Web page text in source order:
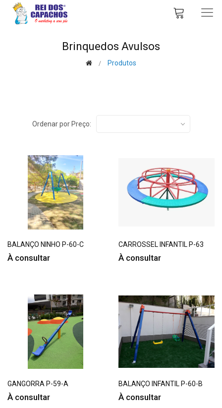
Brinquedos Avulsos
Produtos
Ordenar por Preço:
BALANÇO NINHO P-60-C
À consultar
CARROSSEL INFANTIL P-63
À consultar
GANGORRA P-59-A
À consultar
BALANÇO INFANTIL P-60-B
À consultar